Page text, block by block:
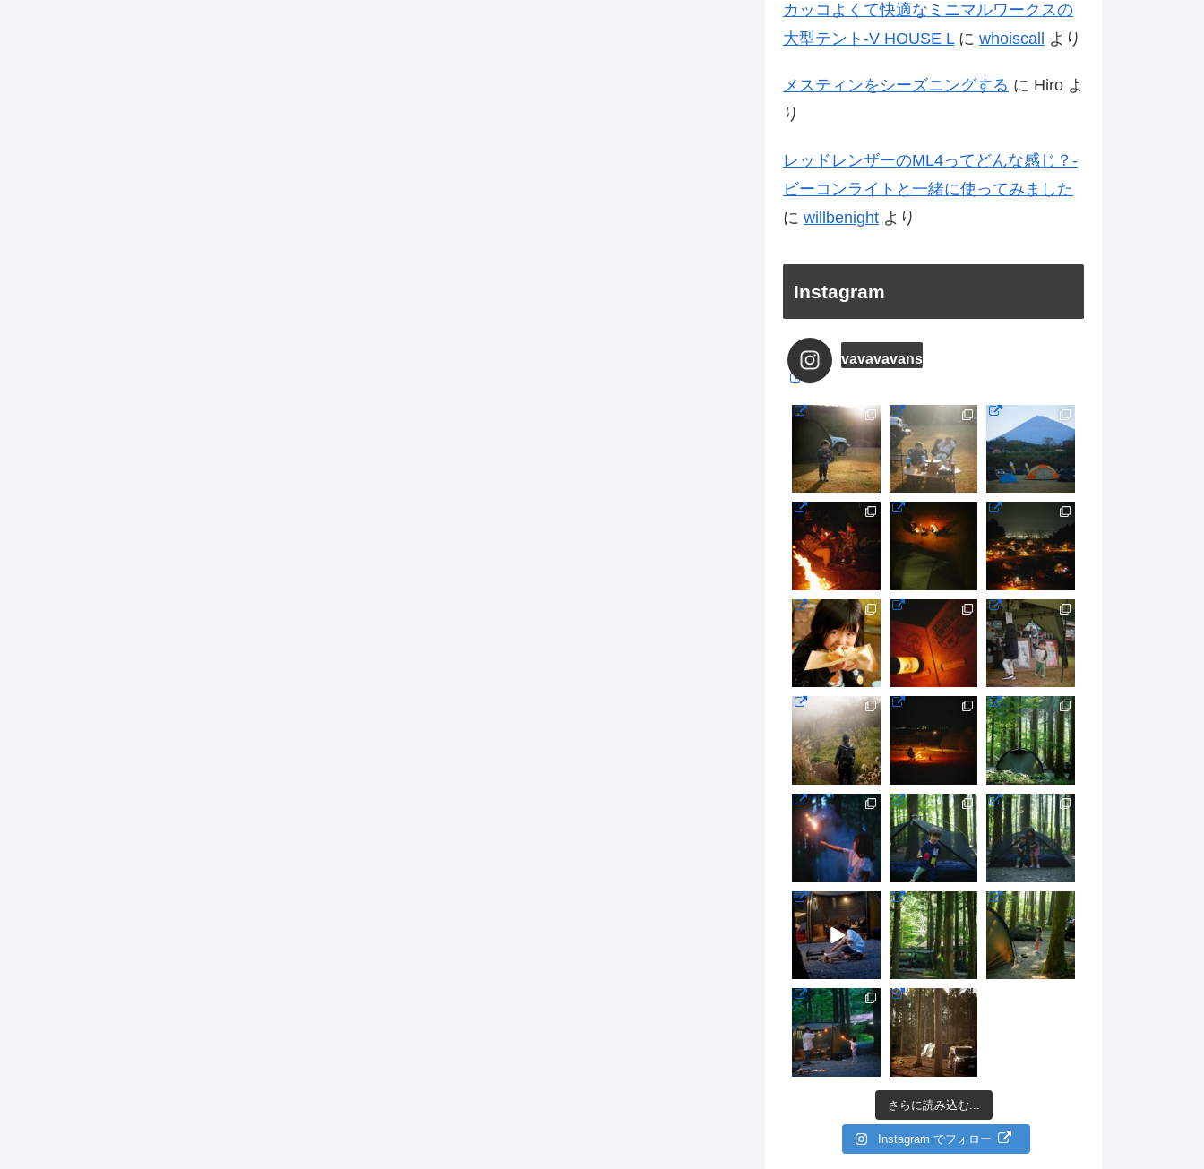
カッコよくて快適なミニマルワークスの
大型テント-V HOUSE Lに whoiscall より
メスティンをシーズニングする に Hiro よ
り
レッドレンザーのML4ってどんな感じ？-
ビーコンライトと一緒に使ってみました
に willbenight より
Instagram
vavavavans
さらに読み込む...
Instagram でフォロー